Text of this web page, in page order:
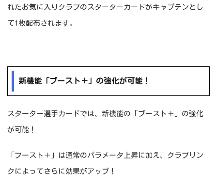
れたお気に入りクラブのスターターカードがキャプテンとし
て1枚配布されます。
新機能「ブースト＋」の強化が可能！
スターター選手カードでは、新機能の「ブースト＋」の強化
が可能！
「ブースト＋」は通常のパラメータ上昇に加え、クラブリン
クによってさらに効果がアップ！